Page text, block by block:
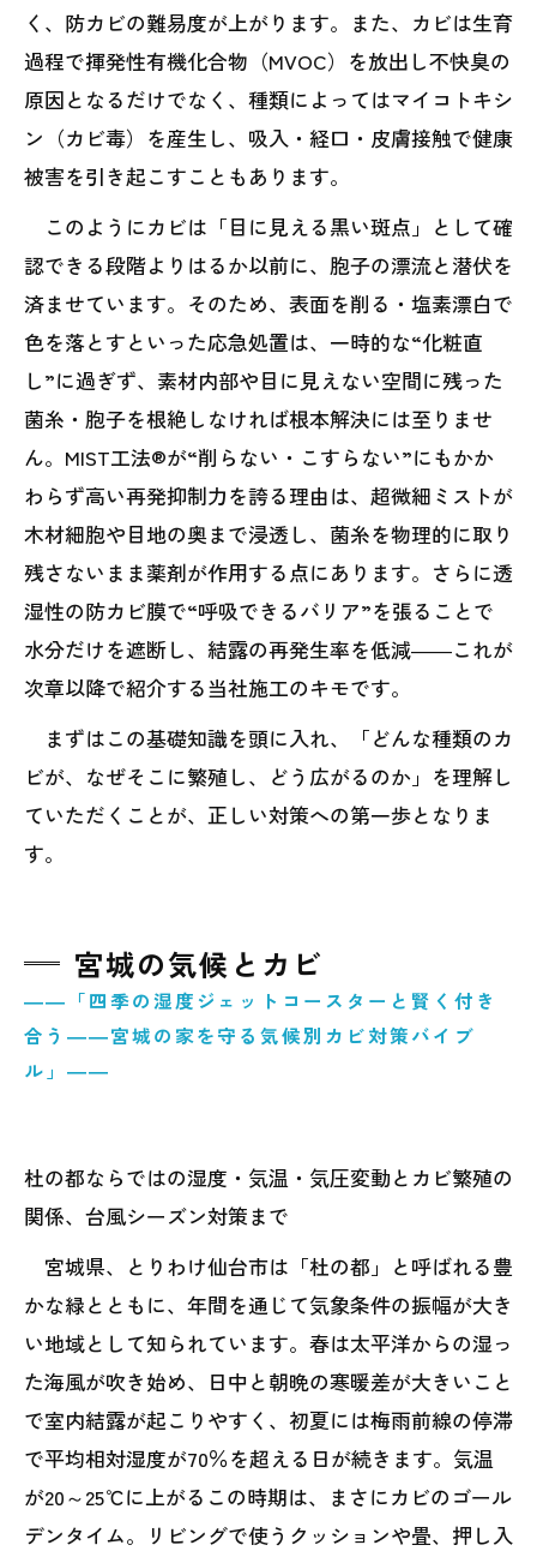
く、防カビの難易度が上がります。また、カビは生育
過程で揮発性有機化合物（MVOC）を放出し不快臭の
原因となるだけでなく、種類によってはマイコトキシ
ン（カビ毒）を産生し、吸入・経口・皮膚接触で健康
被害を引き起こすこともあります。
このようにカビは「目に見える黒い斑点」として確
認できる段階よりはるか以前に、胞子の漂流と潜伏を
済ませています。そのため、表面を削る・塩素漂白で
色を落とすといった応急処置は、一時的な“化粧直
し”に過ぎず、素材内部や目に見えない空間に残った
菌糸・胞子を根絶しなければ根本解決には至りませ
ん。MIST工法®が“削らない・こすらない”にもかか
わらず高い再発抑制力を誇る理由は、超微細ミストが
木材細胞や目地の奥まで浸透し、菌糸を物理的に取り
残さないまま薬剤が作用する点にあります。さらに透
湿性の防カビ膜で“呼吸できるバリア”を張ることで
水分だけを遮断し、結露の再発生率を低減――これが
次章以降で紹介する当社施工のキモです。
まずはこの基礎知識を頭に入れ、「どんな種類のカ
ビが、なぜそこに繁殖し、どう広がるのか」を理解し
ていただくことが、正しい対策への第一歩となりま
す。
宮城の気候とカビ
――「四季の湿度ジェットコースターと賢く付き
合う――宮城の家を守る気候別カビ対策バイブ
ル」――
杜の都ならではの湿度・気温・気圧変動とカビ繁殖の
関係、台風シーズン対策まで
宮城県、とりわけ仙台市は「杜の都」と呼ばれる豊
かな緑とともに、年間を通じて気象条件の振幅が大き
い地域として知られています。春は太平洋からの湿っ
た海風が吹き始め、日中と朝晩の寒暖差が大きいこと
で室内結露が起こりやすく、初夏には梅雨前線の停滞
で平均相対湿度が70％を超える日が続きます。気温
が20～25℃に上がるこの時期は、まさにカビのゴール
デンタイム。リビングで使うクッションや畳、押し入